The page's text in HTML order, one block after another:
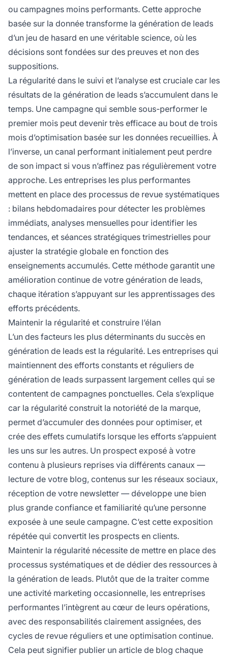
ou campagnes moins performants. Cette approche
basée sur la donnée transforme la génération de leads
d’un jeu de hasard en une véritable science, où les
décisions sont fondées sur des preuves et non des
suppositions.
La régularité dans le suivi et l’analyse est cruciale car les
résultats de la génération de leads s’accumulent dans le
temps. Une campagne qui semble sous-performer le
premier mois peut devenir très efficace au bout de trois
mois d’optimisation basée sur les données recueillies. À
l’inverse, un canal performant initialement peut perdre
de son impact si vous n’affinez pas régulièrement votre
approche. Les entreprises les plus performantes
mettent en place des processus de revue systématiques
: bilans hebdomadaires pour détecter les problèmes
immédiats, analyses mensuelles pour identifier les
tendances, et séances stratégiques trimestrielles pour
ajuster la stratégie globale en fonction des
enseignements accumulés. Cette méthode garantit une
amélioration continue de votre génération de leads,
chaque itération s’appuyant sur les apprentissages des
efforts précédents.
Maintenir la régularité et construire l’élan
L’un des facteurs les plus déterminants du succès en
génération de leads est la régularité. Les entreprises qui
maintiennent des efforts constants et réguliers de
génération de leads surpassent largement celles qui se
contentent de campagnes ponctuelles. Cela s’explique
car la régularité construit la notoriété de la marque,
permet d’accumuler des données pour optimiser, et
crée des effets cumulatifs lorsque les efforts s’appuient
les uns sur les autres. Un prospect exposé à votre
contenu à plusieurs reprises via différents canaux —
lecture de votre blog, contenus sur les réseaux sociaux,
réception de votre newsletter — développe une bien
plus grande confiance et familiarité qu’une personne
exposée à une seule campagne. C’est cette exposition
répétée qui convertit les prospects en clients.
Maintenir la régularité nécessite de mettre en place des
processus systématiques et de dédier des ressources à
la génération de leads. Plutôt que de la traiter comme
une activité marketing occasionnelle, les entreprises
performantes l’intègrent au cœur de leurs opérations,
avec des responsabilités clairement assignées, des
cycles de revue réguliers et une optimisation continue.
Cela peut signifier publier un article de blog chaque